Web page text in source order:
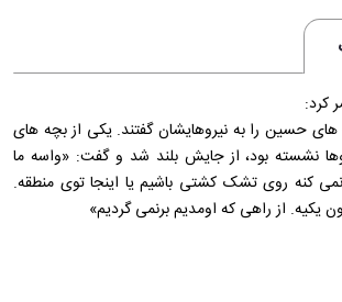
کرد:
های حسین را به نیروهایشان گفتند. یکی از بچه های
نشسته بود، از جایش بلند شد و گفت: «واسه ما
کنه روی تشک کشتی باشیم یا اینجا توی منطقه.
یکیه. از راهی که اومدیم برنمی گردیم»